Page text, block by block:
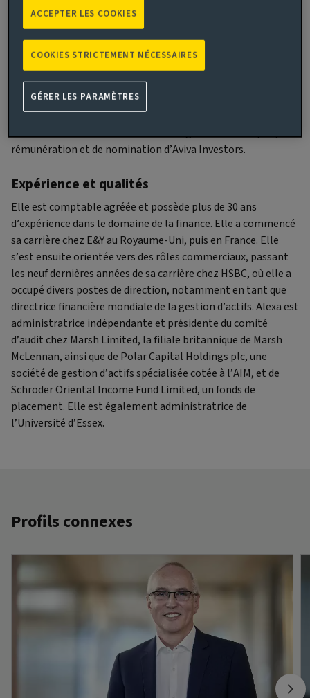
Responsabilités principales
Alexa Coates a été nommée administratrice indépendante
d’Aviva Investors Holdings Limited et d’Aviva Investors UK
Fund Services en novembre 2019. En décembre 2023, elle a
accepté le poste d’administratrice indépendante principale
d’Aviva Investors Holdings Limited.
Elle est également présidente du comité d’audit d’Aviva
Investors et membre des comités de gestion des risques, de
rémunération et de nomination d’Aviva Investors.
Expérience et qualités
Elle est comptable agréée et possède plus de 30 ans
d’expérience dans le domaine de la finance. Elle a commencé
sa carrière chez E&Y au Royaume-Uni, puis en France. Elle
s’est ensuite orientée vers des rôles commerciaux, passant
les neuf dernières années de sa carrière chez HSBC, où elle a
occupé divers postes de direction, notamment en tant que
directrice financière mondiale de la gestion d’actifs. Alexa est
administratrice indépendante et présidente du comité
d’audit chez Marsh Limited, la filiale britannique de Marsh
McLennan, ainsi que de Polar Capital Holdings plc, une
société de gestion d’actifs spécialisée cotée à l’AIM, et de
Schroder Oriental Income Fund Limited, un fonds de
placement. Elle est également administratrice de
l’Université d’Essex.
Profils connexes
COOKIES STRICTEMENT NÉCESSAIRES
ACCEPTER LES COOKIES
GÉRER LES PARAMÈTRES